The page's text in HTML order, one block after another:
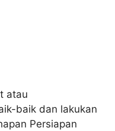
atau
baik dan lakukan
Persiapan